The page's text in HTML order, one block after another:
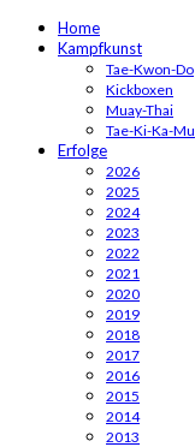
Home
Kampfkunst
Tae-Kwon-Do
Kickboxen
Muay-Thai
Tae-Ki-Ka-Mu
Erfolge
2026
2025
2024
2023
2022
2021
2020
2019
2018
2017
2016
2015
2014
2013